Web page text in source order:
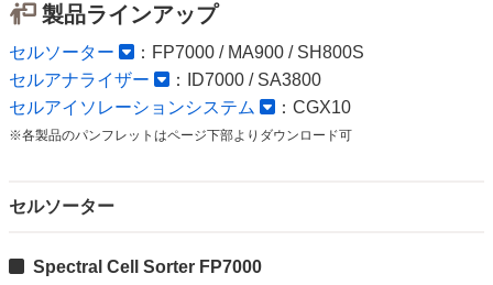
製品ラインアップ
セルソーター
：FP7000 / MA900 / SH800S
セルアナライザー
：ID7000 / SA3800
セルアイソレーションシステム
：CGX10
※各製品のパンフレットはページ下部よりダウンロード可
セルソーター
Spectral Cell Sorter FP7000